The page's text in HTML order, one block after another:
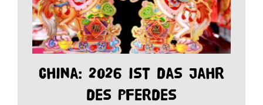
China: 2026 ist das Jahr
des Pferdes